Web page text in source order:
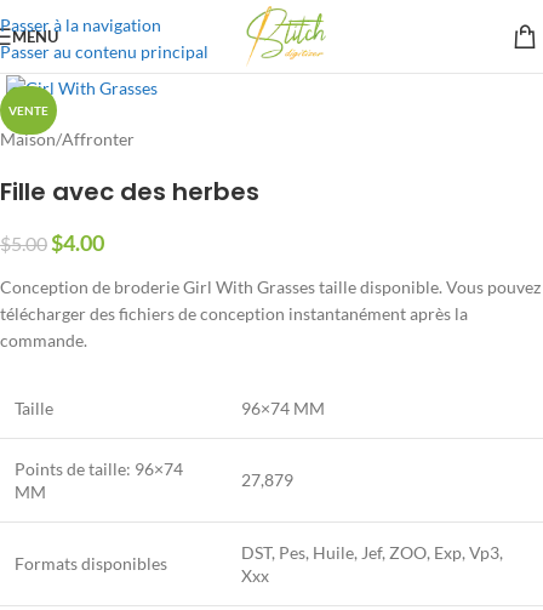
Passer à la navigation
Passer au contenu principal
MENU
VENTE
Maison/Affronter
Fille avec des herbes
$5.00$4.00
Conception de broderie Girl With Grasses taille disponible. Vous pouvez
télécharger des fichiers de conception instantanément après la
commande.
Taille 96×74 MM
Points de taille: 96×74
MM
27,879
Formats disponibles
DST, Pes, Huile, Jef, ZOO, Exp, Vp3,
Xxx